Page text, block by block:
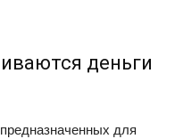
деньги
для